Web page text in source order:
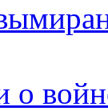
о